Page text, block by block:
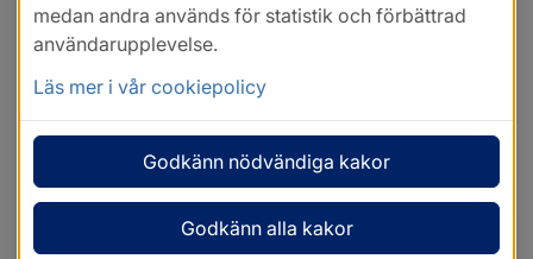
medan andra används för statistik och förbättrad
användarupplevelse.
Läs mer i vår cookiepolicy
Godkänn nödvändiga kakor
Godkänn alla kakor